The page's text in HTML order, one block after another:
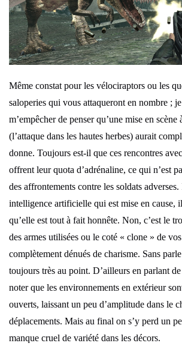
Même constat pour les vélociraptors ou les
saloperies qui vous attaqueront en nombre ;
m’empêcher de penser qu’une mise en scène
(l’attaque dans les hautes herbes) aurait
donne. Toujours est-il que ces rencontres
offrent leur quota d’adrénaline, ce qui n’est
des affrontements contre les soldats adverses.
intelligence artificielle qui est mise en cause,
qu’elle est tout à fait honnête. Non, c’est le
des armes utilisées ou le coté « clone » de
complètement dénués de charisme. Sans
toujours très au point. D’ailleurs en parlant
noter que les environnements en extérieur
ouverts, laissant un peu d’amplitude dans le
déplacements. Mais au final on s’y perd un
manque cruel de variété dans les décors.